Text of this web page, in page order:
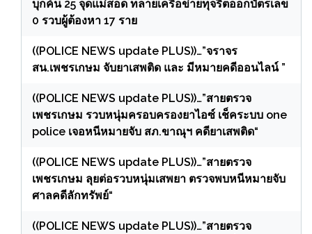
บุกค้น 25 จุดแม่สอด ทลายเครือข่ายทุจริตออกบัตรเลข
0 รวบผู้ต้องหา 17 ราย
((POLICE NEWS update PLUS))…”จราจร
สน.เพชรเกษม จับยาเสพติด และ มีหมายคดีออนไลน์ ”
((POLICE NEWS update PLUS))…”สายตรวจ
เพชรเกษม รวบหนุ่มครอบครองยาไอซ์ เช็คระบบ one
police เจอหนีหมายจับ สภ.ขาณุฯ คดียาเสพติด“
((POLICE NEWS update PLUS))…”สายตรวจ
เพชรเกษม ลุยต่อรวบหนุ่มเสพยา ตรวจพบหนีหมายจับ
ศาลคดีลักทรัพย์“
((POLICE NEWS update PLUS))…”สายตรวจ